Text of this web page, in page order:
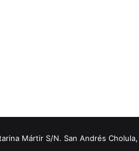
Mártir S/N. San Andrés